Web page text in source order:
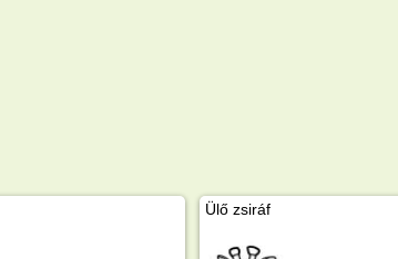
Ülő zsiráf